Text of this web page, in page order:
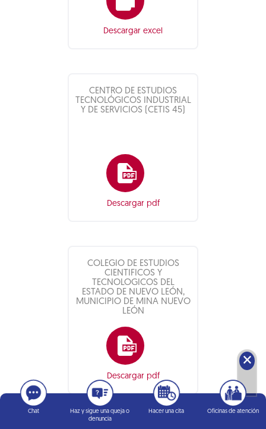
Descargar excel
CENTRO DE ESTUDIOS
TECNOLÓGICOS INDUSTRIAL
Y DE SERVICIOS (CETIS 45)
Descargar pdf
COLEGIO DE ESTUDIOS
CIENTIFICOS Y
TECNOLOGICOS DEL
ESTADO DE NUEVO LEÓN,
MUNICIPIO DE MINA NUEVO
LEÓN
Descargar pdf
🗙
Chat
Haz y sigue una queja o
denuncia
Hacer una cita Oficinas de atención